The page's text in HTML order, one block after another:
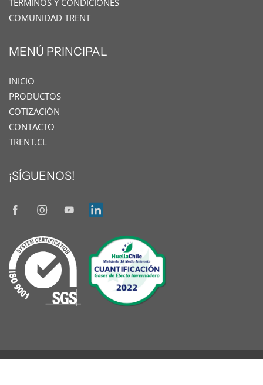
TÉRMINOS Y CONDICIONES
COMUNIDAD TRENT
MENÚ PRINCIPAL
INICIO
PRODUCTOS
COTIZACIÓN
CONTACTO
TRENT.CL
¡SÍGUENOS!